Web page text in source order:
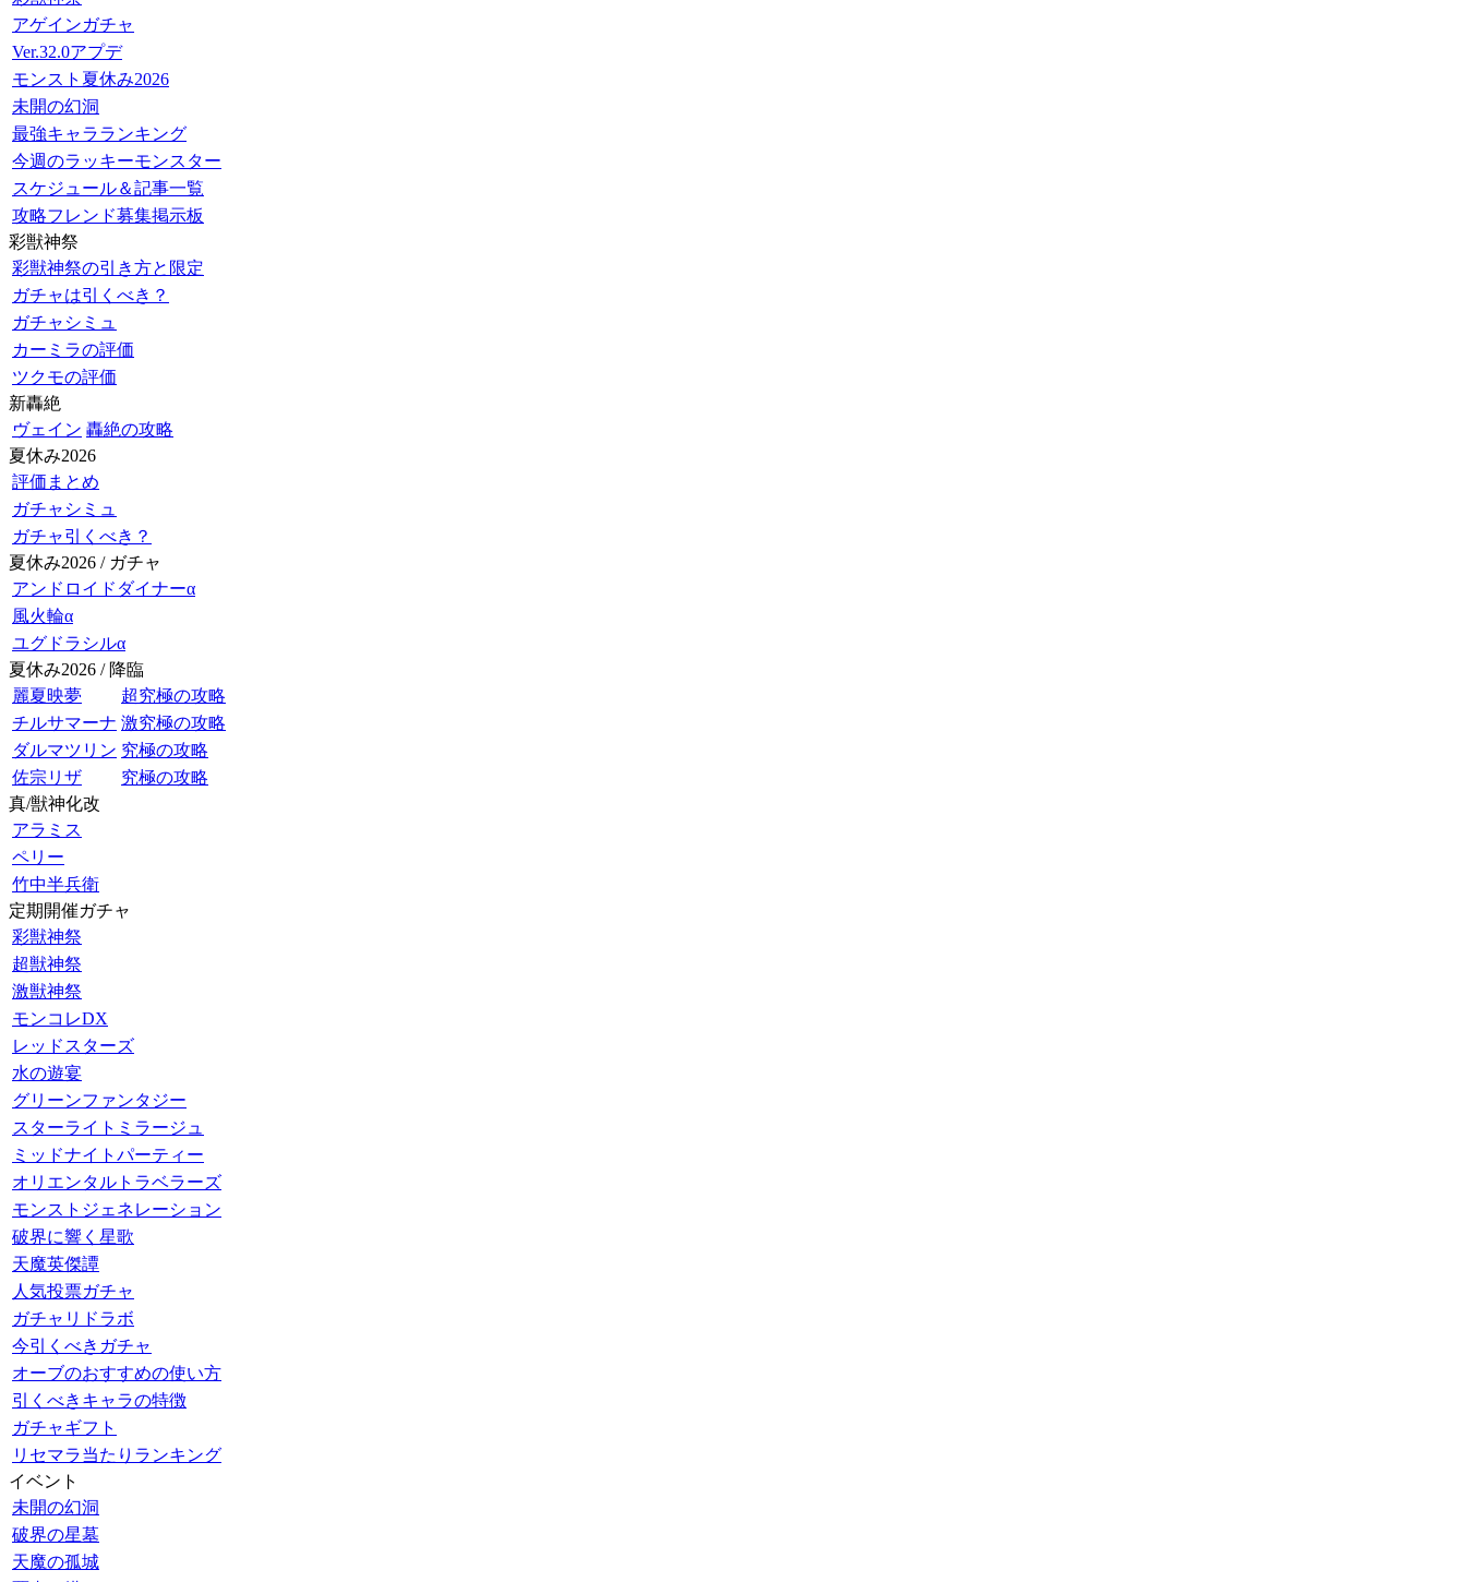
アゲインガチャ
Ver.32.0アプデ
モンスト夏休み2026
未開の幻洞
最強キャラランキング
今週のラッキーモンスター
スケジュール＆記事一覧
攻略フレンド募集掲示板
彩獣神祭
彩獣神祭の引き方と限定
ガチャは引くべき？
ガチャシミュ
カーミラの評価
ツクモの評価
新轟絶
ヴェイン 轟絶の攻略
夏休み2026
評価まとめ
ガチャシミュ
ガチャ引くべき？
夏休み2026 / ガチャ
アンドロイドダイナーα
風火輪α
ユグドラシルα
夏休み2026 / 降臨
麗夏映夢
超究極の攻略
チルサマーナ 激究極の攻略
ダルマツリン 究極の攻略
佐宗リザ
究極の攻略
真/獣神化改
アラミス
ペリー
竹中半兵衛
定期開催ガチャ
彩獣神祭
超獣神祭
激獣神祭
モンコレDX
レッドスターズ
水の遊宴
グリーンファンタジー
スターライトミラージュ
ミッドナイトパーティー
オリエンタルトラベラーズ
モンストジェネレーション
破界に響く星歌
天魔英傑譚
人気投票ガチャ
ガチャリドラボ
今引くべきガチャ
オーブのおすすめの使い方
引くべきキャラの特徴
ガチャギフト
リセマラ当たりランキング
イベント
未開の幻洞
破界の星墓
天魔の孤城